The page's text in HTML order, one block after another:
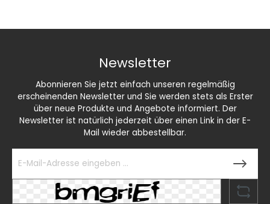
Newsletter
Abonnieren Sie jetzt einfach unseren regelmäßig
erscheinenden Newsletter und Sie werden stets als Erster
über neue Produkte und Angebote informiert. Der
Newsletter ist natürlich jederzeit über einen Link in der E-
Mail wieder abbestellbar.